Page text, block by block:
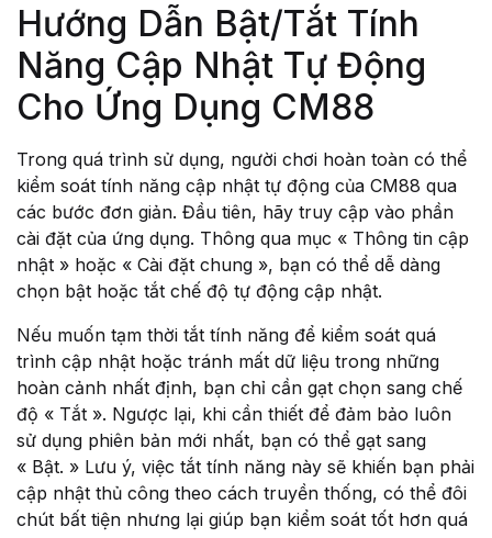
Hướng Dẫn Bật/Tắt Tính
Năng Cập Nhật Tự Động
Cho Ứng Dụng CM88
Trong quá trình sử dụng, người chơi hoàn toàn có thể
kiểm soát tính năng cập nhật tự động của CM88 qua
các bước đơn giản. Đầu tiên, hãy truy cập vào phần
cài đặt của ứng dụng. Thông qua mục « Thông tin cập
nhật » hoặc « Cài đặt chung », bạn có thể dễ dàng
chọn bật hoặc tắt chế độ tự động cập nhật.
Nếu muốn tạm thời tắt tính năng để kiểm soát quá
trình cập nhật hoặc tránh mất dữ liệu trong những
hoàn cảnh nhất định, bạn chỉ cần gạt chọn sang chế
độ « Tắt ». Ngược lại, khi cần thiết để đảm bảo luôn
sử dụng phiên bản mới nhất, bạn có thể gạt sang
« Bật. » Lưu ý, việc tắt tính năng này sẽ khiến bạn phải
cập nhật thủ công theo cách truyền thống, có thể đôi
chút bất tiện nhưng lại giúp bạn kiểm soát tốt hơn quá